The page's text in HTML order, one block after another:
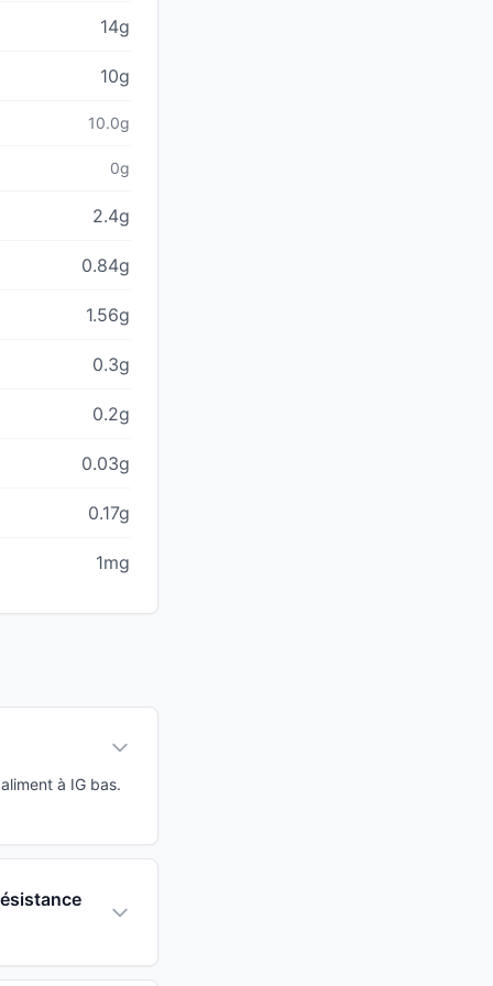
14g
10g
10.0g
0g
2.4g
0.84g
1.56g
0.3g
0.2g
0.03g
0.17g
1mg
à IG bas.